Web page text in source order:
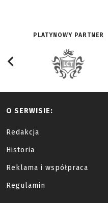
PLATYNOWY PARTNER
O SERWISIE:
Redakcja
Historia
Reklama i współpraca
Regulamin